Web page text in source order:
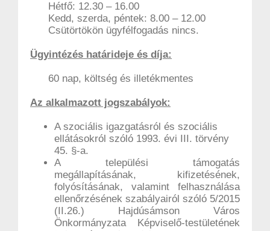
Hétfő: 12.30 – 16.00
Kedd, szerda, péntek: 8.00 – 12.00
Csütörtökön ügyfélfogadás nincs.
Ügyintézés határideje és díja:
60 nap, költség és illetékmentes
Az alkalmazott jogszabályok:
A szociális igazgatásról és szociális
ellátásokról szóló 1993. évi III. törvény
45. §-a.
A települési támogatás
megállapításának, kifizetésének,
folyósításának, valamint felhasználása
ellenőrzésének szabályairól szóló 5/2015
(II.26.) Hajdúsámson Város
Önkormányzata Képviselő-testületének